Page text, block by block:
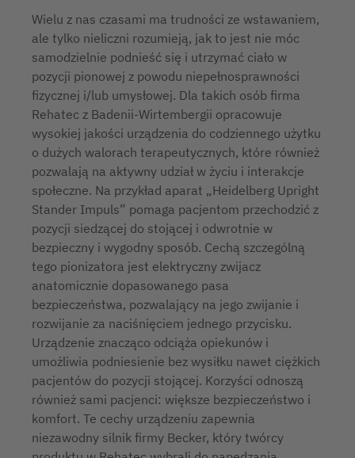
Wielu z nas czasami ma trudności ze wstawaniem,
ale tylko nieliczni rozumieją, jak to jest nie móc
samodzielnie podnieść się i utrzymać ciało w
pozycji pionowej z powodu niepełnosprawności
fizycznej i/lub umysłowej. Dla takich osób firma
Rehatec z Badenii-Wirtembergii opracowuje
wysokiej jakości urządzenia do codziennego użytku
o dużych walorach terapeutycznych, które również
pozwalają na aktywny udział w życiu i interakcje
społeczne. Na przykład aparat „Heidelberg Upright
Stander Impuls” pomaga pacjentom przechodzić z
pozycji siedzącej do stojącej i odwrotnie w
bezpieczny i wygodny sposób. Cechą szczególną
tego pionizatora jest elektryczny zwijacz
anatomicznie dopasowanego pasa
bezpieczeństwa, pozwalający na jego zwijanie i
rozwijanie za naciśnięciem jednego przycisku.
Urządzenie znacząco odciąża opiekunów i
umożliwia podniesienie bez wysiłku nawet ciężkich
pacjentów do pozycji stojącej. Korzyści odnoszą
również sami pacjenci: większe bezpieczeństwo i
komfort. Te cechy urządzeniu zapewnia
niezawodny silnik firmy Becker, który twórcy